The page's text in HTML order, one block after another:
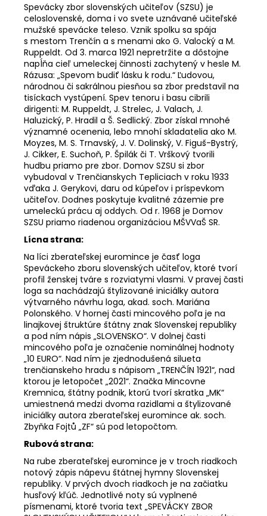
Spevácky zbor slovenských učiteľov (SZSU) je
celoslovenské, doma i vo svete uznávané učiteľské
mužské spevácke teleso. Vznik spolku sa spája
s mestom Trenčín a s menami ako G. Valocký a M.
Ruppeldt. Od 3. marca 1921 nepretržite a dôstojne
napĺňa cieľ umeleckej činnosti zachytený v hesle M.
Rázusa: „Spevom budiť lásku k rodu.“ Ľudovou,
národnou či sakrálnou piesňou sa zbor predstavil na
tisíckach vystúpení. Spev tenoru i basu cibrili
dirigenti: M. Ruppeldt, J. Strelec, J. Valach, J.
Haluzický, P. Hradil a Š. Sedlický. Zbor získal mnohé
významné ocenenia, lebo mnohí skladatelia ako M.
Moyzes, M. S. Trnavský, J. V. Dolinský, V. Figuš-Bystrý,
J. Cikker, E. Suchoň, P. Špilák či T. Vrškový tvorili
hudbu priamo pre zbor. Domov SZSU si zbor
vybudoval v Trenčianskych Tepliciach v roku 1933
vďaka J. Gerykovi, daru od kúpeľov i príspevkom
učiteľov. Dodnes poskytuje kvalitné zázemie pre
umeleckú prácu aj oddych. Od r. 1968 je Domov
SZSU priamo riadenou organizáciou MŠVVaŠ SR.
Lícna strana:
Na líci zberateľskej euromince je časť loga
Speváckeho zboru slovenských učiteľov, ktoré tvorí
profil ženskej tváre s rozviatymi vlasmi. V pravej časti
loga sa nachádzajú štylizované iniciálky autora
výtvarného návrhu loga, akad. soch. Mariána
Polonského. V hornej časti mincového poľa je na
linajkovej štruktúre štátny znak Slovenskej republiky
a pod ním nápis „SLOVENSKO“. V dolnej časti
mincového poľa je označenie nominálnej hodnoty
„10 EURO“. Nad ním je zjednodušená silueta
trenčianskeho hradu s nápisom „TRENČÍN 1921“, nad
ktorou je letopočet „2021“. Značka Mincovne
Kremnica, štátny podnik, ktorú tvorí skratka „MK“
umiestnená medzi dvoma razidlami a štylizované
iniciálky autora zberateľskej euromince ak. soch.
Zbyňka Fojtů „ZF“ sú pod letopočtom.
Rubová strana:
Na rube zberateľskej euromince je v troch riadkoch
notový zápis nápevu štátnej hymny Slovenskej
republiky. V prvých dvoch riadkoch je na začiatku
husľový kľúč. Jednotlivé noty sú vyplnené
písmenami, ktoré tvoria text „SPEVÁCKY ZBOR